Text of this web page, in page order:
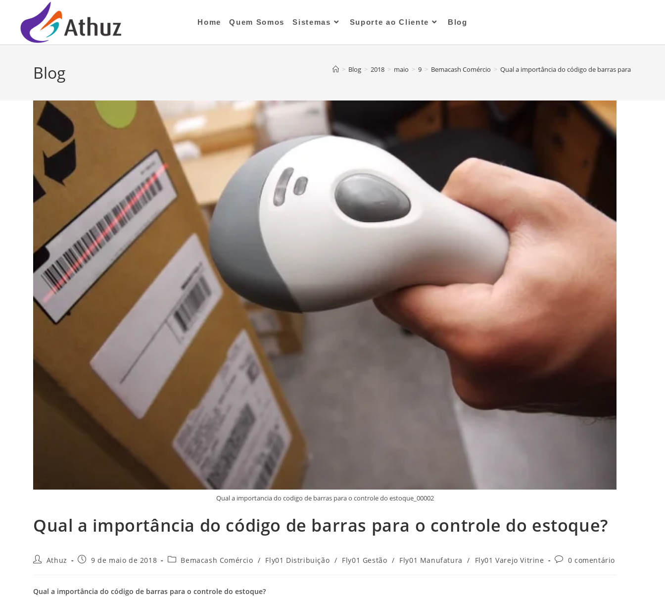
Home Quem Somos Sistemas Suporte ao Cliente Blog
Blog > Blog > 2018 > maio > 9 > Bemacash Comércio > Qual a importância do código de barras para o controle
Qual a importancia do codigo de barras para o controle do estoque_00002
Qual a importância do código de barras para o controle do estoque?
Athuz 9 de maio de 2018 Bemacash Comércio / Fly01 Distribuição / Fly01 Gestão / Fly01 Manufatura / Fly01 Varejo Vitrine 0 comentário
Qual a importância do código de barras para o controle do estoque?